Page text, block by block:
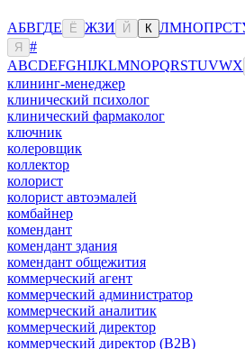
АБВГДЕ Ё ЖЗИ Й К ЛМНОПРСТ
Я
#
ABCDEFGHIJKLMNOPQRSTUVWX
клининг-менеджер
клинический психолог
клинический фармаколог
ключник
колеровщик
коллектор
колорист
колорист автоэмалей
комбайнер
комендант
комендант здания
комендант общежития
коммерческий агент
коммерческий администратор
коммерческий аналитик
коммерческий директор
коммерческий директор (B2B)